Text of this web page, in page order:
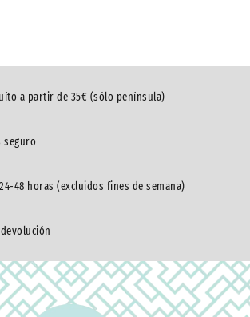
a partir de 35€ (sólo península)
seguro
48 horas (excluidos fines de semana)